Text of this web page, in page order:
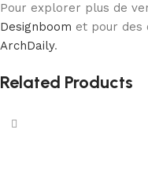
Pour explorer plus de
Designboom et pour des
ArchDaily.
Related Products